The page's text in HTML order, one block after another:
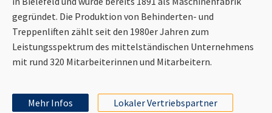
gegründet. Die Produktion von Behinderten- und
Treppenliften zählt seit den 1980er Jahren zum
Leistungsspektrum des mittelständischen Unternehmens
mit rund 320 Mitarbeiterinnen und Mitarbeitern.
Mehr Infos Lokaler Vertriebspartner